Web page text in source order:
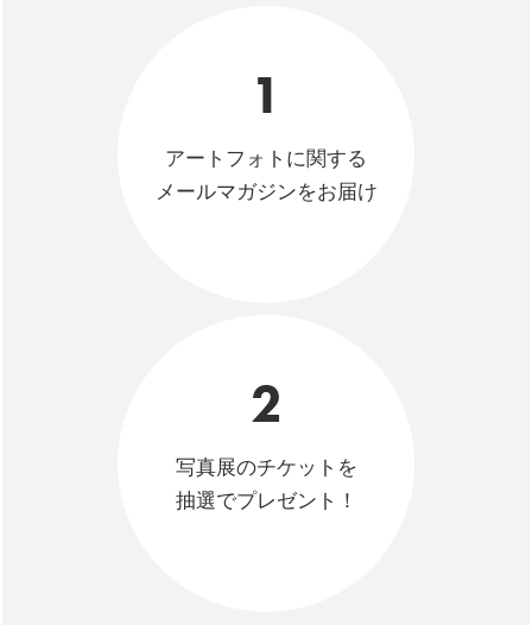
1
アートフォトに関する
メールマガジンをお届け
2
写真展のチケットを
抽選でプレゼント！